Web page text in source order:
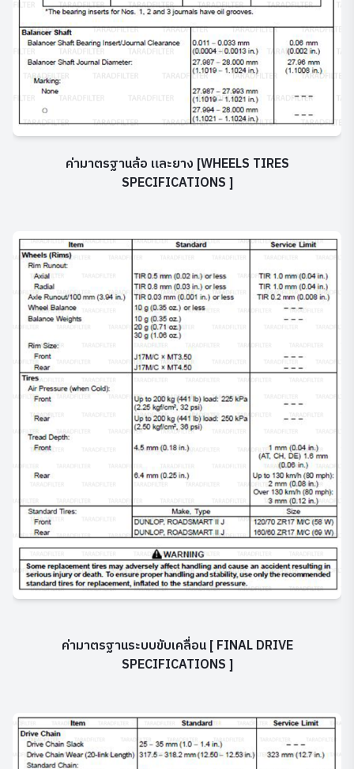
ค่ามาตรฐานล้อ และยาง [WHEELS TIRES
SPECIFICATIONS ]
ค่ามาตรฐานระบบขับเคลื่อน[ FINAL DRIVE
SPECIFICATIONS ]